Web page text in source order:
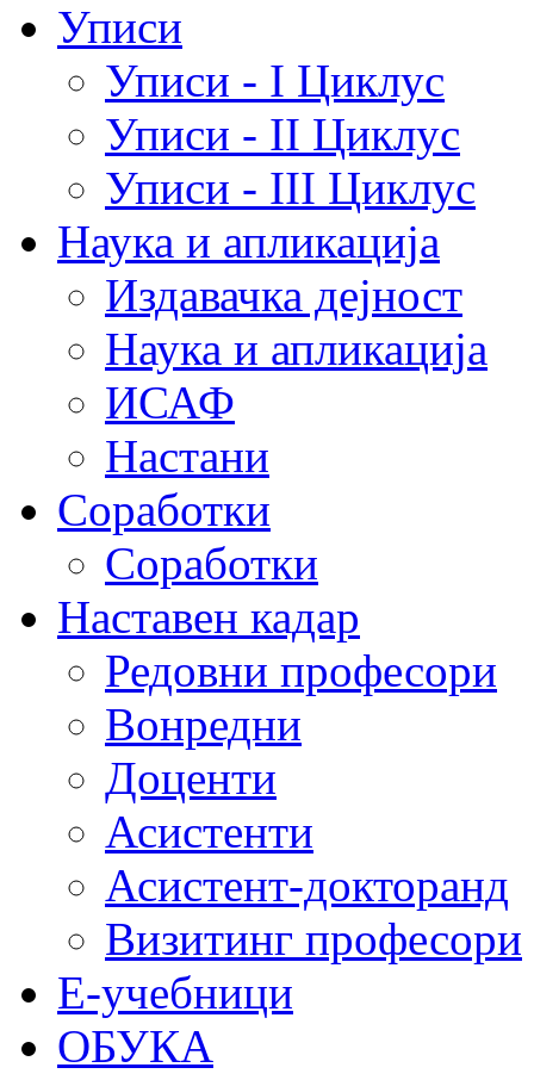
Уписи
Уписи - I Циклус
Уписи - II Циклус
Уписи - III Циклус
Наука и апликација
Издавачка дејност
Наука и апликација
ИСАФ
Настани
Соработки
Соработки
Наставен кадар
Редовни професори
Вонредни
Доценти
Асистенти
Асистент-докторанд
Визитинг професори
Е-учебници
ОБУКА